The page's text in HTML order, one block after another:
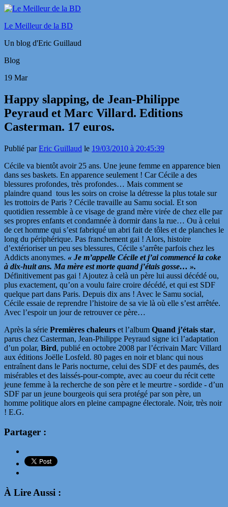
Le Meilleur de la BD
Un blog d'Eric Guillaud
Blog
19 Mar
Happy slapping, de Jean-Philippe
Peyraud et Marc Villard. Editions
Casterman. 17 euros.
Publié parEric Guillaud le 19/03/2010 à 20:45:39
Cécile va bientôt avoir 25 ans. Une jeune femme en apparence bien
dans ses baskets. En apparence seulement ! Car Cécile a des
blessures profondes, très profondes… Mais comment se
plaindre quand tous les soirs on croise la détresse la plus totale sur
les trottoirs de Paris ? Cécile travaille au Samu social. Et son
quotidien ressemble à ce visage de grand mère virée de chez elle par
ses propres enfants et condamnée à dormir dans la rue… Ou à celui
de cet homme qui s’est fabriqué un abri fait de tôles et de planches le
long du périphérique. Pas franchement gai ! Alors, histoire
d’extérioriser un peu ses blessures, Cécile s’arrête parfois chez les
Addicts anonymes. « Je m’appelle Cécile et j’ai commencé la coke
à dix-huit ans. Ma mère est morte quand j’étais gosse… ».
Définitivement pas gai ! Ajoutez à celà un père lui aussi décédé ou,
plus exactement, qu’on a voulu faire croire décédé, et qui est SDF
quelque part dans Paris. Depuis dix ans ! Avec le Samu social,
Cécile essaie de reprendre l’histoire de sa vie là où elle s’est arrêtée.
Avec l’espoir un jour de retrouver ce père…
Après la série Premières chaleurs et l’album Quand j’étais star,
parus chez Casterman, Jean-Philippe Peyraud signe ici l’adaptation
d’un polar, Bird, publié en octobre 2008 par l’écrivain Marc Villard
aux éditions Joëlle Losfeld. 80 pages en noir et blanc qui nous
entraînent dans le Paris nocturne, celui des SDF et des paumés, des
misérables et des laissés-pour-compte, avec au coeur du récit cette
jeune femme à la recherche de son père et le meurtre - sordide - d’un
SDF par un jeune bourgeois qui sera protégé par son père, un
homme politique alors en pleine campagne électorale. Noir, très noir
! E.G.
Partager :
À Lire Aussi :